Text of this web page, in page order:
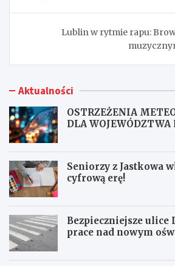
Lublin w rytmie rapu:
Aktualności
OSTRZEŻENIA
DLA WOJEWÓDZTWA
Seniorzy z Jastkowa
cyfrową erę!
Bezpieczniejsze ulice
prace nad nowym